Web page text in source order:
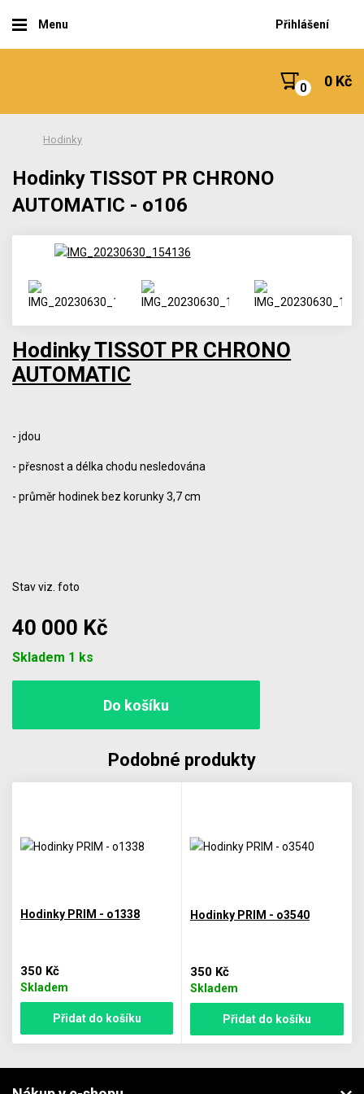
Menu Přihlášení
0 Kč
Hodinky
Hodinky TISSOT PR CHRONO
AUTOMATIC - o106
Hodinky TISSOT PR CHRONO
AUTOMATIC
- jdou
- přesnost a délka chodu nesledována
- průměr hodinek bez korunky 3,7 cm
Stav viz. foto
40 000 Kč
Skladem 1 ks
Podobné produkty
Hodinky PRIM - o1338
350 Kč
Skladem
Přidat do košíku
Hodinky PRIM - o3540
350 Kč
Skladem
Přidat do košíku